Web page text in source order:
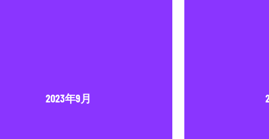
2023年9月